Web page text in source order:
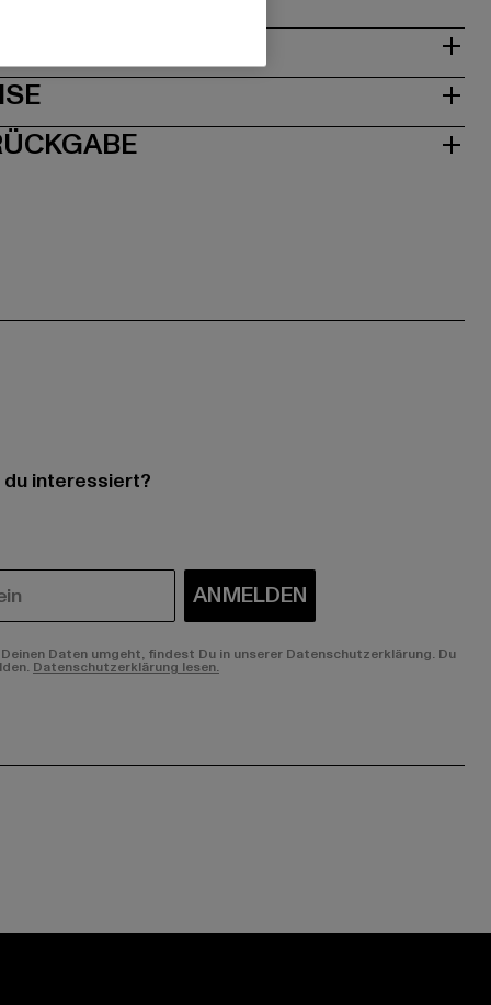
interessiert?
ANMELDEN
Daten umgeht, findest Du in unserer Datenschutzerklärung. Du
Datenschutzerklärung lesen.